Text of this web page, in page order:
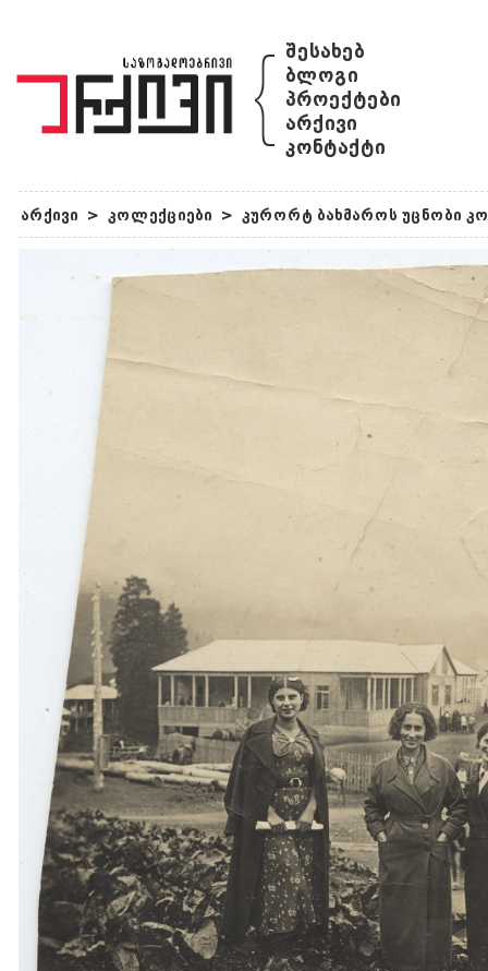
{ შესახებ
ბლოგი
პროექტები
არქივი
კონტაქტი
არქივი > კოლექციები > კურორტ ბახმაროს უცნობი